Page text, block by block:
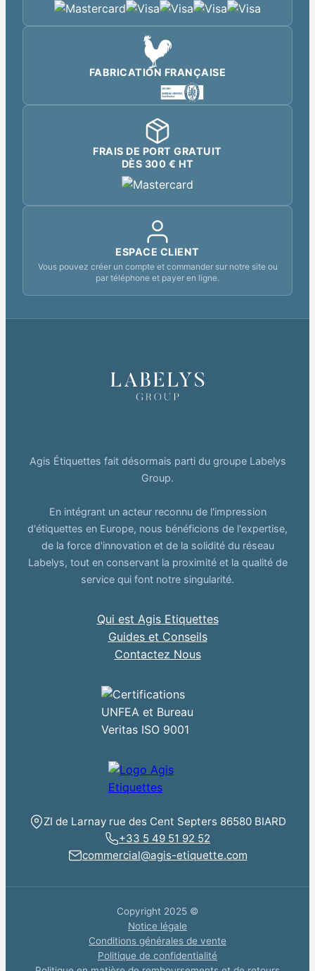
FABRICATION FRANÇAISE
FRAIS DE PORT GRATUIT
DÈS 300 € HT
ESPACE CLIENT
Vous pouvez créer un compte et commander sur notre site ou
par téléphone et payer en ligne.
Agis Étiquettes fait désormais parti du groupe Labelys
Group.
En intégrant un acteur reconnu de l'impression
d'étiquettes en Europe, nous bénéficions de l'expertise,
de la force d'innovation et de la solidité du réseau
Labelys, tout en conservant la proximité et la qualité de
service qui font notre singularité.
Qui est Agis Etiquettes
Guides et Conseils
Contactez Nous
ZI de Larnay rue des Cent Septers 86580 BIARD
+33 5 49 51 92 52
commercial@agis-etiquette.com
Copyright 2025 ©
Notice légale
Conditions générales de vente
Politique de confidentialité